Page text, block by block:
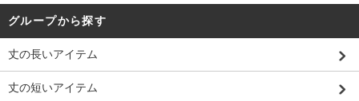
グループから探す
丈の長いアイテム
丈の短いアイテム